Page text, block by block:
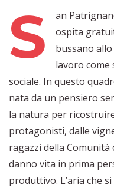
S
an
ospita
bussano
lavoro
sociale. In questo
nata da un pensiero
la natura per
protagonisti, dalle
ragazzi della
danno vita in prima
produttivo. L’aria che